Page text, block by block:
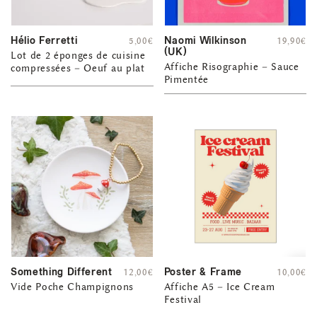
Hélio Ferretti
Lot de 2 éponges de cuisine
compressées – Oeuf au plat
5,00€
Naomi Wilkinson
(UK)
Affiche Risographie – Sauce
Pimentée
19,90€
Something Different
Vide Poche Champignons
12,00€ Poster & Frame
Affiche A5 – Ice Cream
Festival
10,00€